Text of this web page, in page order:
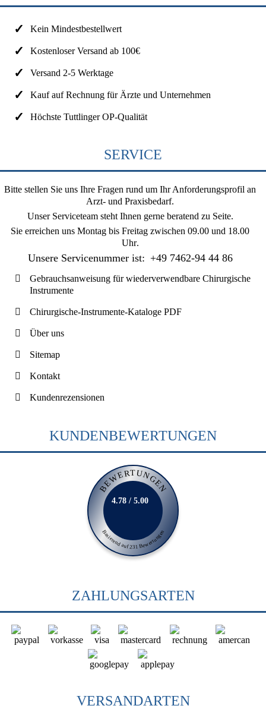
Kein Mindestbestellwert
Kostenloser Versand ab 100€
Versand 2-5 Werktage
Kauf auf Rechnung für Ärzte und Unternehmen
Höchste Tuttlinger OP-Qualität
SERVICE
Bitte stellen Sie uns Ihre Fragen rund um Ihr Anforderungsprofil an
Arzt- und Praxisbedarf.
Unser Serviceteam steht Ihnen gerne beratend zu Seite.
Sie erreichen uns Montag bis Freitag zwischen 09.00 und 18.00
Uhr.
Unsere Servicenummer ist: +49 7462-94 44 86
Gebrauchsanweisung für wiederverwendbare Chirurgische
Instrumente
Chirurgische-Instrumente-Kataloge PDF
Über uns
Sitemap
Kontakt
Kundenrezensionen
KUNDENBEWERTUNGEN
BEWERTUNGEN
Basierend auf 231 Bewertungen
4.78 / 5.00
ZAHLUNGSARTEN
VERSANDARTEN